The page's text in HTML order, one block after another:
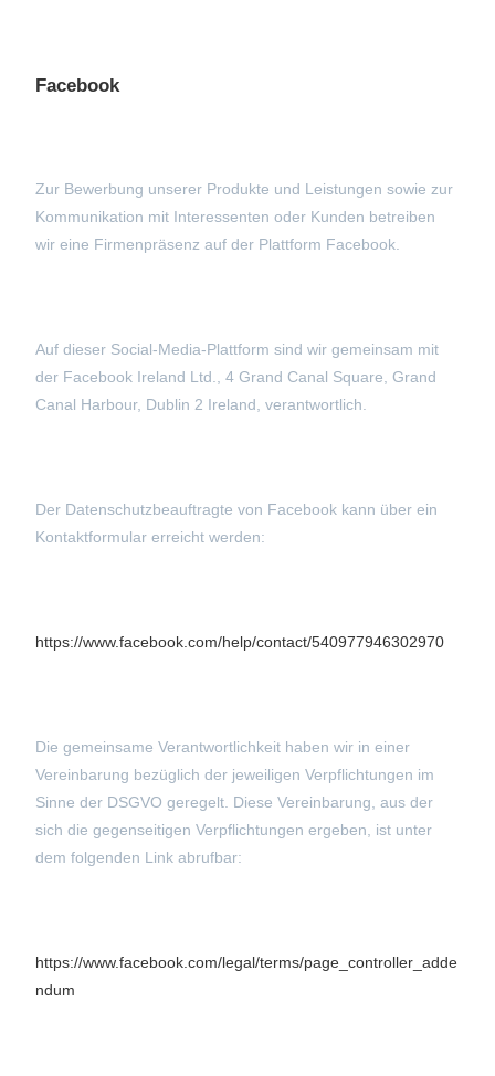
Facebook
Zur Bewerbung unserer Produkte und Leistungen sowie zur
Kommunikation mit Interessenten oder Kunden betreiben
wir eine Firmenpräsenz auf der Plattform Facebook.
Auf dieser Social-Media-Plattform sind wir gemeinsam mit
der Facebook Ireland Ltd., 4 Grand Canal Square, Grand
Canal Harbour, Dublin 2 Ireland, verantwortlich.
Der Datenschutzbeauftragte von Facebook kann über ein
Kontaktformular erreicht werden:
https://www.facebook.com/help/contact/540977946302970
Die gemeinsame Verantwortlichkeit haben wir in einer
Vereinbarung bezüglich der jeweiligen Verpflichtungen im
Sinne der DSGVO geregelt. Diese Vereinbarung, aus der
sich die gegenseitigen Verpflichtungen ergeben, ist unter
dem folgenden Link abrufbar:
https://www.facebook.com/legal/terms/page_controller_adde
ndum